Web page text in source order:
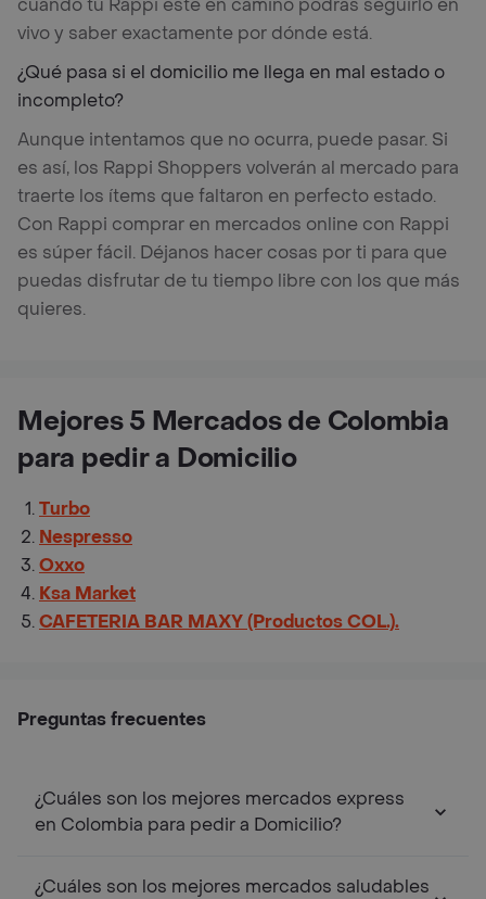
cuando tu Rappi esté en camino podrás seguirlo en
vivo y saber exactamente por dónde está.
¿Qué pasa si el domicilio me llega en mal estado o
incompleto?
Aunque intentamos que no ocurra, puede pasar. Si
es así, los Rappi Shoppers volverán al mercado para
traerte los ítems que faltaron en perfecto estado.
Con Rappi comprar en mercados online con Rappi
es súper fácil. Déjanos hacer cosas por ti para que
puedas disfrutar de tu tiempo libre con los que más
quieres.
Mejores 5 Mercados de Colombia
para pedir a Domicilio
Turbo
Nespresso
Oxxo
Ksa Market
CAFETERIA BAR MAXY (Productos COL.).
Preguntas frecuentes
¿Cuáles son los mejores mercados express
en Colombia para pedir a Domicilio?
¿Cuáles son los mejores mercados saludables